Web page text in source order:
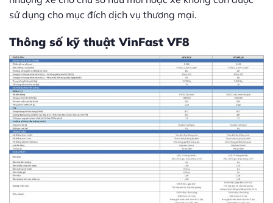
sử dụng cho mục đích dịch vụ thương mại.
Thông số kỹ thuật VinFast VF8